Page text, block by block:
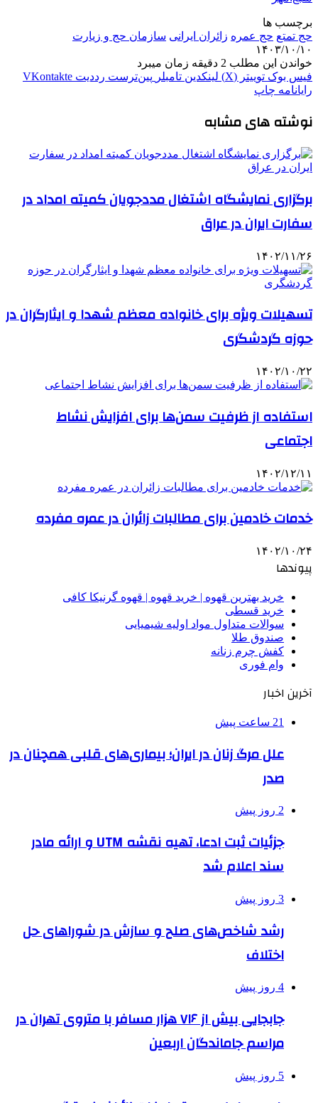
برچسب ها
حج تمتع حج عمره زائران ایرانی سازمان حج و زیارت
۱۴۰۳/۱۰/۱۰
خواندن این مطلب 2 دقیقه زمان میبرد
فیس بوک توییتر (X) لینکدین ‫تامبلر ‫پین‌ترست ‫رددیت ‫VKontakte
رایانامه چاپ
نوشته های مشابه
برگزاری نمایشگاه اشتغال مددجویان کمیته امداد در
سفارت ایران در عراق
۱۴۰۲/۱۱/۲۶
تسهیلات ویژه برای خانواده معظم شهدا و ایثارگران در
حوزه گردشگری
۱۴۰۲/۱۰/۲۲
استفاده از ظرفیت سمن‌ها برای افزایش نشاط
اجتماعی
۱۴۰۲/۱۲/۱۱
خدمات خادمین برای مطالبات زائران در عمره مفرده
۱۴۰۲/۱۰/۲۴
پیوندها
خرید بهترین قهوه | خرید قهوه | قهوه گرنیکا کافی
خرید قسطی
سوالات متداول مواد اولیه شیمیایی
صندوق طلا
کفش چرم زنانه
وام فوری
آخرین اخبار
21 ساعت پیش
علل مرگ زنان در ایران؛ بیماری‌های قلبی همچنان در
صدر
2 روز پیش
جزئیات ثبت ادعا، تهیه نقشه UTM و ارائه مادر
سند اعلام شد
3 روز پیش
رشد شاخص‌های صلح و سازش در شوراهای حل
اختلاف
4 روز پیش
جابجایی بیش از ۷۱۶ هزار مسافر با متروی تهران در
مراسم جاماندگان اربعین
5 روز پیش